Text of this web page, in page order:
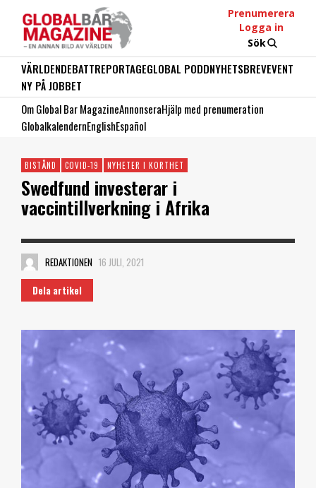
Prenumerera
Logga in
Sök
VÄRLDENDEBATTREPORTAGEGLOBAL PODDNYHETSBREVEVENT
NY PÅ JOBBET
Om Global Bar MagazineAnnonseraHjälp med prenumeration
GlobalkalendernEnglishEspañol
BISTÅND COVID-19 NYHETER I KORTHET
Swedfund investerar i
vaccintillverkning i Afrika
REDAKTIONEN 16 JULI, 2021
Dela artikel